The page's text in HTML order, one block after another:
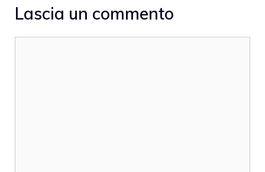
Lascia un commento